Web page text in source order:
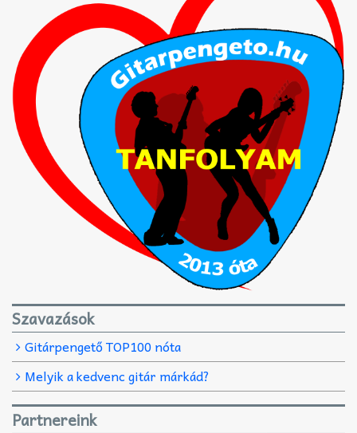
Szavazások
Gitárpengető TOP100 nóta
Melyik a kedvenc gitár márkád?
Partnereink